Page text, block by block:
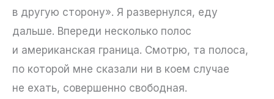
в другую сторону». Я развернулся, еду
дальше. Впереди несколько полос
и американская граница. Смотрю, та полоса,
по которой мне сказали ни в коем случае
не ехать, совершенно свободная.